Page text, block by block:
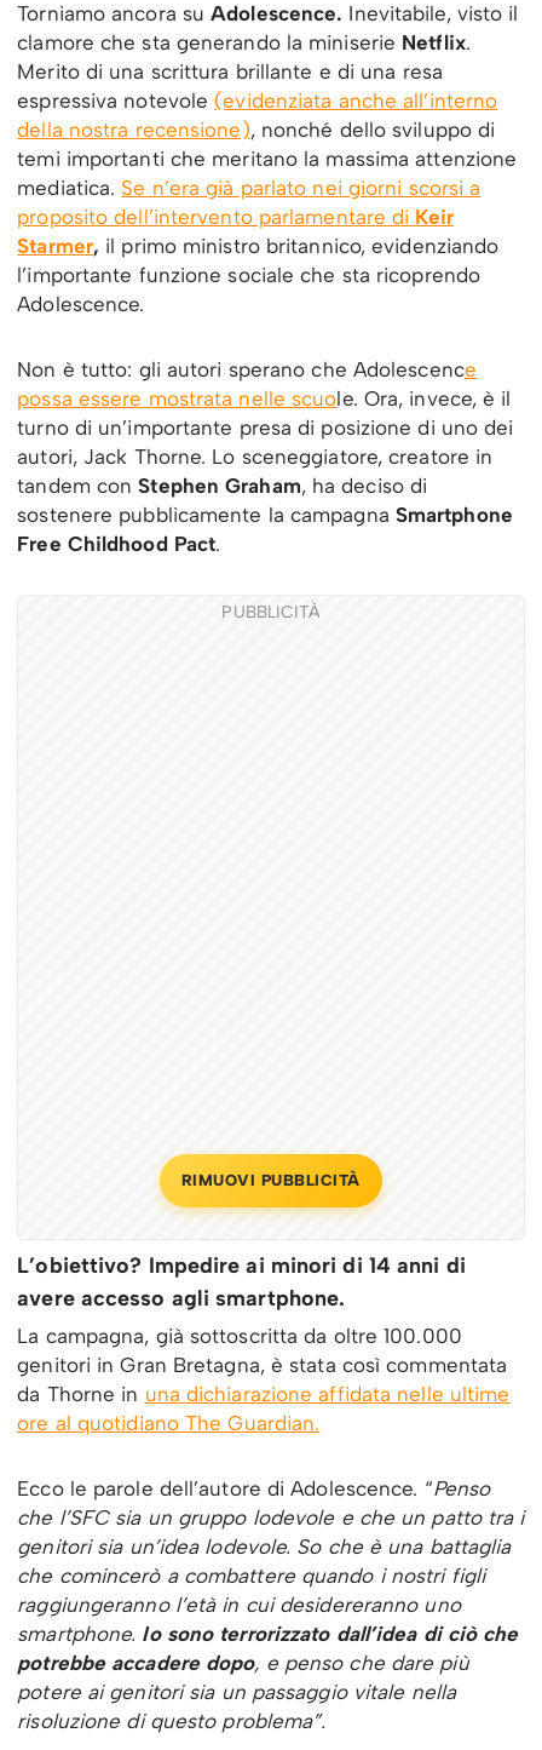
Torniamo ancora suAdolescence. Inevitabile, visto il
clamore che sta generando la miniserie Netflix.
Merito di una scrittura brillante e di una resa
espressiva notevole (evidenziata anche all’interno
della nostra recensione), nonché dello sviluppo di
temi importanti che meritano la massima attenzione
mediatica. Se n’era già parlato nei giorni scorsi a
proposito dell’intervento parlamentare di Keir
Starmer, il primo ministro britannico, evidenziando
l’importante funzione sociale che sta ricoprendo
Adolescence.
Non è tutto: gli autori sperano che Adolescence
possa essere mostrata nelle scuole. Ora, invece, è il
turno di un’importante presa di posizione di uno dei
autori, Jack Thorne. Lo sceneggiatore, creatore in
tandem con Stephen Graham, ha deciso di
sostenere pubblicamente la campagna Smartphone
Free Childhood Pact.
PUBBLICITÀ
RIMUOVI PUBBLICITÀ
L’obiettivo? Impedire ai minori di 14 anni di
avere accesso agli smartphone.
La campagna, già sottoscritta da oltre 100.000
genitori in Gran Bretagna, è stata così commentata
da Thorne in una dichiarazione affidata nelle ultime
ore al quotidiano The Guardian.
Ecco le parole dell’autore di Adolescence. “Penso
che l’SFC sia un gruppo lodevole e che un patto tra i
genitori sia un’idea lodevole. So che è una battaglia
che comincerò a combattere quando i nostri figli
raggiungeranno l’età in cui desidereranno uno
smartphone. Io sono terrorizzato dall’idea di ciò che
potrebbe accadere dopo, e penso che dare più
potere ai genitori sia un passaggio vitale nella
risoluzione di questo problema”.